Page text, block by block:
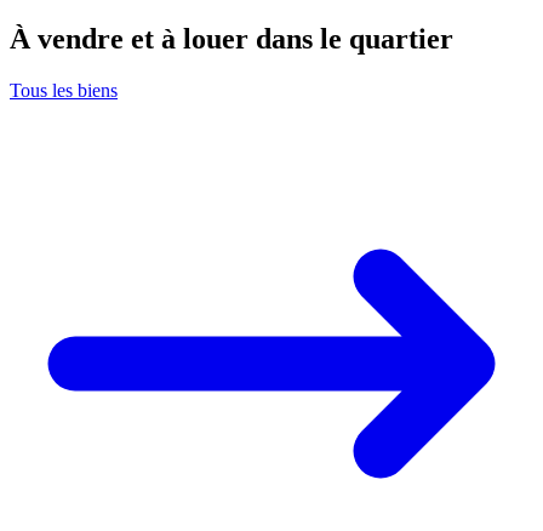
À vendre et à louer dans le quartier
Tous les biens